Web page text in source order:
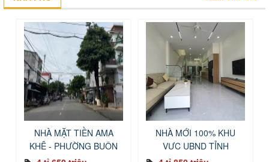
NHÀ MẶT TIỀN AMA
KHÊ - PHƯỜNG BUÔN
MA THUỘT
NHÀ MỚI 100% KHU
VỰC UBND TỈNH